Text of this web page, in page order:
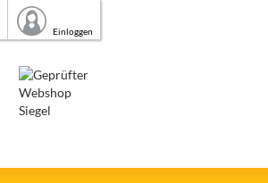
Einloggen